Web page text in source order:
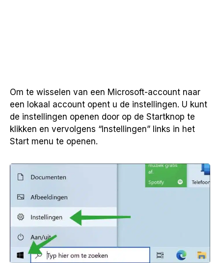
Om te wisselen van een Microsoft-account naar
een lokaal account opent u de instellingen. U kunt
de instellingen openen door op de Startknop te
klikken en vervolgens “Instellingen” links in het
Start menu te openen.